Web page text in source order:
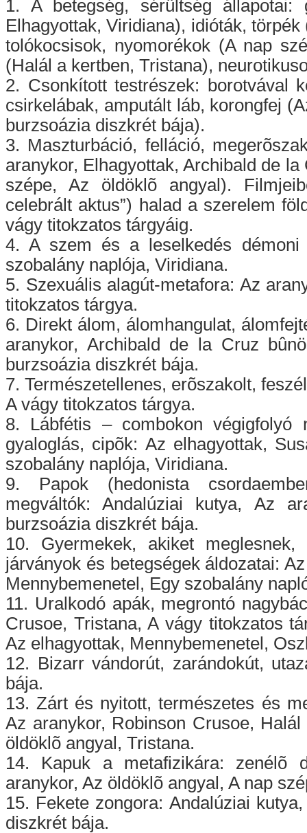
1. A betegség, sérültség
Elhagyottak, Viridiana), idióták,
tolókocsisok, nyomorékok (A nap
(Halál a kertben, Tristana),
2. Csonkított testrészek: borotvával
csirkelábak, amputált láb, korongfej
burzsoázia diszkrét bája).
3. Maszturbáció, felláció,
aranykor, Elhagyottak, Archibald de
szépe, Az öldöklõ angyal).
celebrált aktus”) halad a szerelem
vágy titokzatos tárgyáig.
4. A szem és a leselkedés démoni
szobalány naplója, Viridiana.
5. Szexuális alagút-metafora: Az
titokzatos tárgya.
6. Direkt álom, álomhangulat,
aranykor, Archibald de la Cruz
burzsoázia diszkrét bája.
7. Természetellenes, erõszakolt,
A vágy titokzatos tárgya.
8. Lábfétis – combokon végigfolyó
gyaloglás, cipõk: Az elhagyottak,
szobalány naplója, Viridiana.
9. Papok (hedonista
megváltók: Andalúziai kutya, Az
burzsoázia diszkrét bája.
10. Gyermekek, akiket meglesnek,
járványok és betegségek áldozatai:
Mennybemenetel, Egy szobalány
11. Uralkodó apák, megrontó
Crusoe, Tristana, A vágy titokzatos
Az elhagyottak, Mennybemenetel,
12. Bizarr vándorút, zarándokút,
bája.
13. Zárt és nyitott, természetes és
Az aranykor, Robinson Crusoe,
öldöklõ angyal, Tristana.
14. Kapuk a metafizikára: zenélõ
aranykor, Az öldöklõ angyal, A nap
15. Fekete zongora: Andalúziai
diszkrét bája.